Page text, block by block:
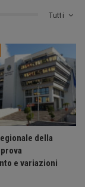
Tutti
della
e variazioni